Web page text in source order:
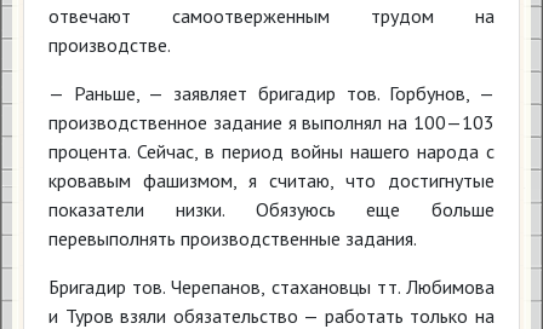
отвечают самоотверженным трудом на
производстве.
— Раньше, — заявляет бригадир тов. Горбунов, —
производственное задание я выполнял на 100—103
процента. Сейчас, в период войны нашего народа с
кровавым фашизмом, я считаю, что достигнутые
показатели низки. Обязуюсь еще больше
перевыполнять производственные задания.
Бригадир тов. Черепанов, стахановцы тт. Любимова
и Туров взяли обязательство — работать только на